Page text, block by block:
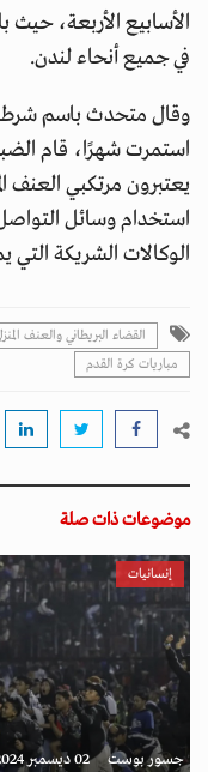
في جميع أنحاء لندن.
وقال متحدث باسم شرطة
استمرت شهرًا، قام
يعتبرون مرتكبي العنف
استخدام وسائل
الوكالات الشريكة التي
القضاء البريطاني والعنف
مباريات كرة القدم
موضوعات ذات صلة
إنسانيات
جسور بوست 02 ديسمبر 2024 - 07:59